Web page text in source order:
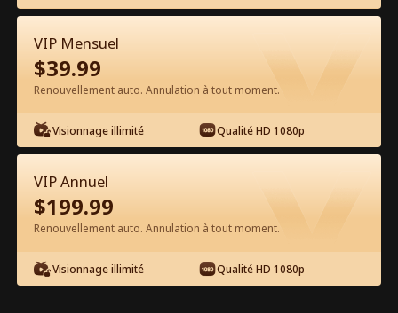
Épisode 20 - Joue au Patron Si Tu
l'Oses Film complet
0-49 50-56 Tous les épisodes
VIP Mensuel
$39.99
Renouvellement auto. Annulation à tout moment.
Visionnage illimité Qualité HD 1080p
VIP Annuel
$199.99
Renouvellement auto. Annulation à tout moment.
Visionnage illimité Qualité HD 1080p